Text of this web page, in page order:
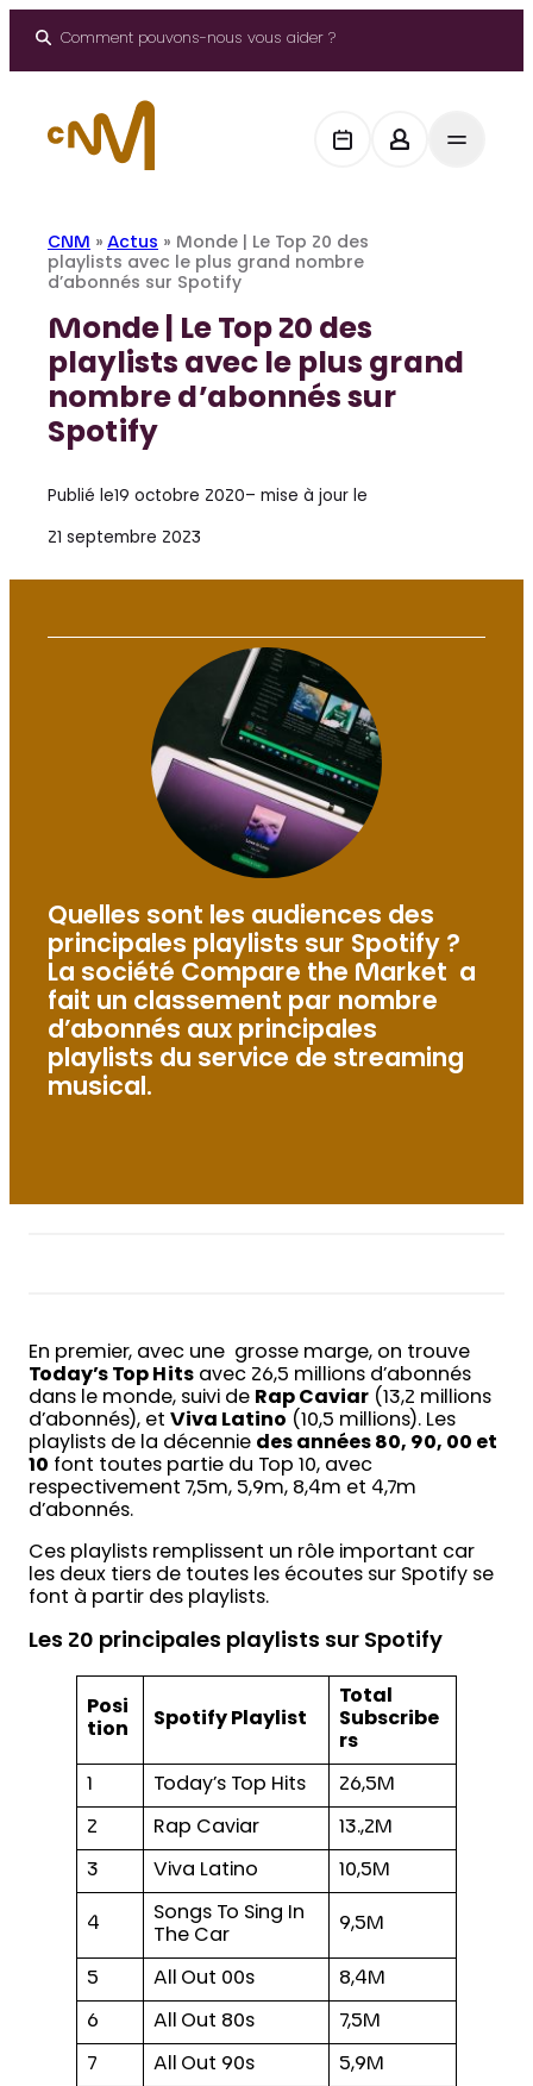
Comment pouvons-nous vous aider ?
CNM » Actus » Monde | Le Top 20 des
playlists avec le plus grand nombre
d’abonnés sur Spotify
Monde | Le Top 20 des
playlists avec le plus grand
nombre d’abonnés sur
Spotify
Publié le19 octobre 2020– mise à jour le
21 septembre 2023
Quelles sont les audiences des
principales playlists sur Spotify ?
La société Compare the Market a
fait un classement par nombre
d’abonnés aux principales
playlists du service de streaming
musical.
En premier, avec une grosse marge, on trouve
Today’s Top Hits avec 26,5 millions d’abonnés
dans le monde, suivi de Rap Caviar (13,2 millions
d’abonnés), et Viva Latino (10,5 millions). Les
playlists de la décennie des années 80, 90, 00 et
10 font toutes partie du Top 10, avec
respectivement 7,5m, 5,9m, 8,4m et 4,7m
d’abonnés.
Ces playlists remplissent un rôle important car
les deux tiers de toutes les écoutes sur Spotify se
font à partir des playlists.
Les 20 principales playlists sur Spotify
Posi
tion
Spotify Playlist
Total
Subscribe
rs
1 Today’s Top Hits 26,5M
2 Rap Caviar 13.,2M
3 Viva Latino 10,5M
4
Songs To Sing In
The Car
9,5M
5 All Out 00s 8,4M
6 All Out 80s 7,5M
7 All Out 90s 5,9M